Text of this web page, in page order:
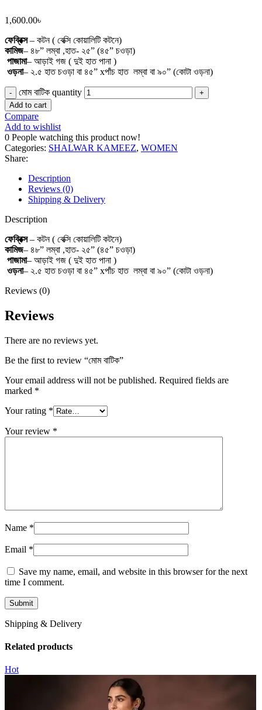
1,600.00৳
ফেব্রিক্স– কটন ( বেক্সি কোয়ালিটি কটনে)
কামিজ– ৪৮” লম্বা ,হাত- ২৫” (৪৫” চওড়া)
পাজামা– আড়াই গজ ( দুই হাত পানা )
ওড়না– ২.৫ হাত চওড়া বা ৪৫” xপাঁচ হাত লম্বা বা ৯০” (কোটা ওড়না)
মোম বাটিক quantity
Add to cart
Compare
Add to wishlist
0 People watching this product now!
Categories: SHALWAR KAMEEZ, WOMEN
Share:
Description
Reviews (0)
Shipping & Delivery
Description
ফেব্রিক্স– কটন ( বেক্সি কোয়ালিটি কটনে)
কামিজ– ৪৮” লম্বা ,হাত- ২৫” (৪৫” চওড়া)
পাজামা– আড়াই গজ ( দুই হাত পানা )
ওড়না– ২.৫ হাত চওড়া বা ৪৫” xপাঁচ হাত লম্বা বা ৯০” (কোটা ওড়না)
Reviews (0)
Reviews
There are no reviews yet.
Be the first to review “মোম বাটিক”
Your email address will not be published. Required fields are
marked *
Your rating *
Your review *
Name *
Email *
Save my name, email, and website in this browser for the next
time I comment.
Shipping & Delivery
Related products
Hot